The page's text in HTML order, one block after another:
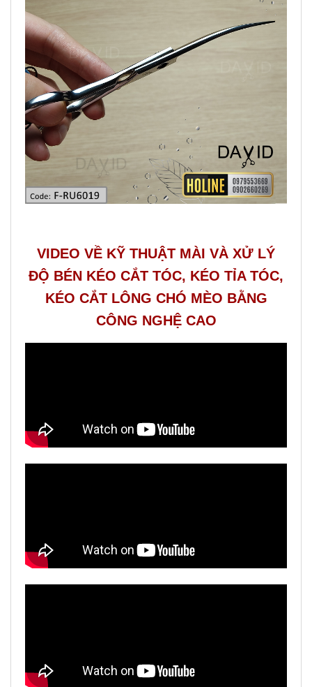
VIDEO VỀ KỸ THUẬT MÀI VÀ XỬ LÝ
ĐỘ BÉN KÉO CẮT TÓC, KÉO TỈA TÓC,
KÉO CẮT LÔNG CHÓ MÈO BẰNG
CÔNG NGHỆ CAO